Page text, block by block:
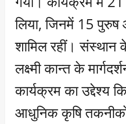
लिया, जिनमें 15 पुरुष
शामिल रहीं। संस्थान
लक्ष्मी कान्त के
कार्यक्रम का उद्देश्य
आधुनिक कृषि